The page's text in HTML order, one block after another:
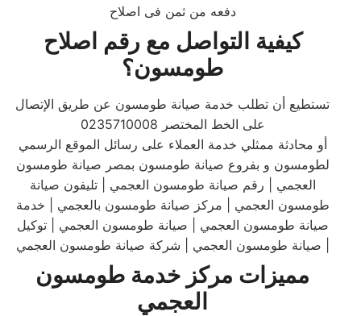
دفعه من ثمن فى اصلاح
كيفية التواصل مع رقم اصلاح
طومسون؟
تستطيع أن تطلب خدمة صيانة طومسون عن طريق الإتصال
على الخط المختصر 0235710008
أو محادثة ممثلي خدمة العملاء على رسائل الموقع الرسمي
لطومسون و بفروع صيانة طومسون بمصر صيانة طومسون
العجمي | رقم صيانة طومسون العجمي | تليفون صيانة
طومسون العجمي | مركز صيانة طومسون بالعجمي | خدمة
صيانة طومسون العجمي | صيانة طومسون العجمي | توكيل
مميزات مركز خدمة طومسون
العجمي